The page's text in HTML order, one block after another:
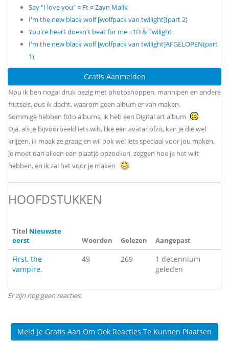
Say "I love you" ¤ Ft ¤ Zayn Malik
I'm the new black wolf [wolfpack van twilight](part 2)
You're heart doesn't beat for me ~1D & Twilight~
I'm the new black wolf [wolfpack van twilight]AFGELOPEN(part
1)
Gratis Aanmelden
Nou ik ben nogal druk bezig met photoshoppen, mannipen en andere
frutsels, dus ik dacht, waarom geen album er van maken.
Sommige hebben foto albums, ik heb een Digital art album
Oja, als je bijvoorbeeld iets wilt, like een avatar ofzo, kan je die wel
krijgen, ik maak ze graag en wil ook wel iets speciaal voor jou maken,
Je moet dan alleen een plaatje opzoeken, zeggen hoe je het wilt
hebben, en ik zal het voor je maken
HOOFDSTUKKEN
Titel Nieuwste
eerst
Woorden Gelezen Aangepast
First, the
vampire.
49 269
1 decennium
geleden
Er zijn nog geen reacties.
Meld Je Gratis Aan Om Ook Reacties Te Kunnen Plaatsen